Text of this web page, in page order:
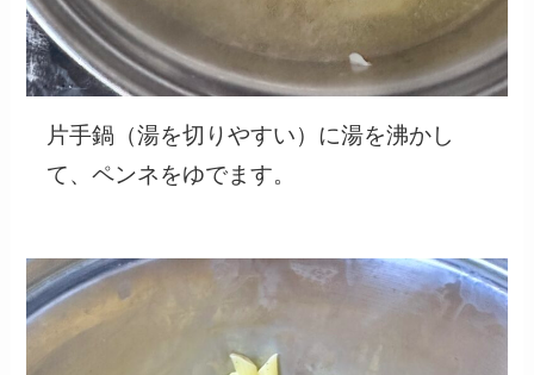
片手鍋（湯を切りやすい）に湯を沸かし
て、ペンネをゆでます。